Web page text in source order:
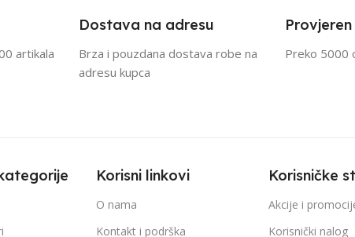
artikala
Dostava na adresu
Brza i pouzdana dostava robe na
adresu kupca
Preko 5000
Korisni linkovi
O nama
Kontakt i podrška
Korisničke
Akcije i
Korisnički nalog